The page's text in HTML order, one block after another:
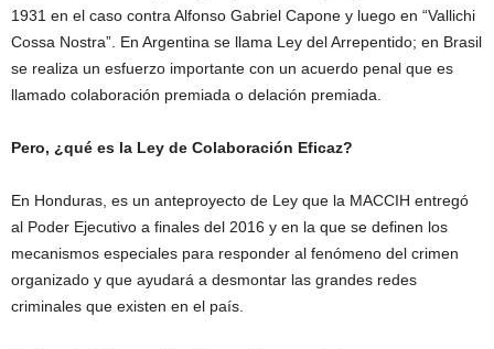
1931 en el caso contra Alfonso Gabriel Capone y luego en “Vallichi
Cossa Nostra”. En Argentina se llama Ley del Arrepentido; en Brasil
se realiza un esfuerzo importante con un acuerdo penal que es
llamado colaboración premiada o delación premiada.
Pero, ¿qué es la Ley de Colaboración Eficaz?
En Honduras, es un anteproyecto de Ley que la MACCIH entregó
al Poder Ejecutivo a finales del 2016 y en la que se definen los
mecanismos especiales para responder al fenómeno del crimen
organizado y que ayudará a desmontar las grandes redes
criminales que existen en el país.